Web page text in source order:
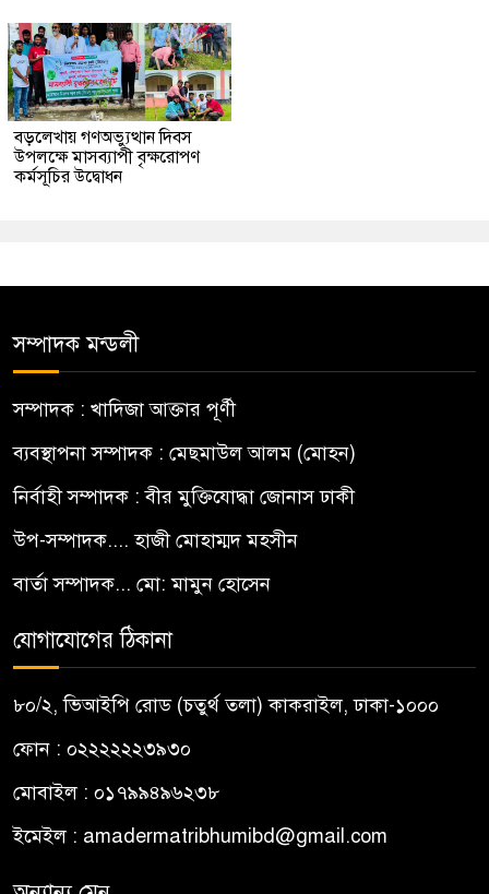
বড়লেখায় গণঅভ্যুত্থান দিবস
উপলক্ষে মাসব্যাপী বৃক্ষরোপণ
কর্মসূচির উদ্বোধন
সম্পাদক মন্ডলী
সম্পাদক : খাদিজা আক্তার পূর্ণী
ব্যবস্থাপনা সম্পাদক : মেছমাউল আলম (মোহন)
নির্বাহী সম্পাদক : বীর মুক্তিযোদ্ধা জোনাস ঢাকী
উপ-সম্পাদক.... হাজী মোহাম্মদ মহসীন
বার্তা সম্পাদক... মো: মামুন হোসেন
যোগাযোগের ঠিকানা
৮০/২, ভিআইপি রোড (চতুর্থ তলা) কাকরাইল, ঢাকা-১০০০
ফোন : ০২২২২২২৩৯৩০
মোবাইল : ০১৭৯৯৪৯৬২৩৮
ইমেইল : amadermatribhumibd@gmail.com